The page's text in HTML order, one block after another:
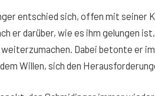
entschied sich, offen mit seiner
er darüber, wie es ihm gelungen
Dabei betonte er
Willen, sich den